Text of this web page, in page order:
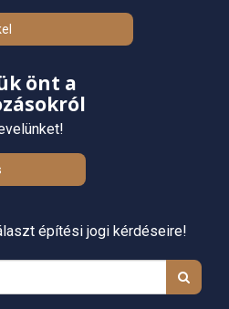
önt a
építési jogi kérdéseire!